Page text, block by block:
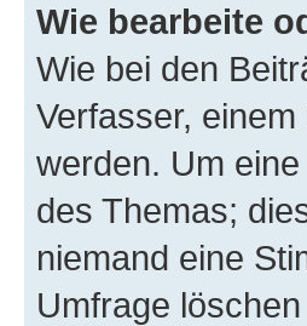
Wie bearbeite
Wie bei den
Verfasser,
werden. Um
des Themas;
niemand eine
Umfrage